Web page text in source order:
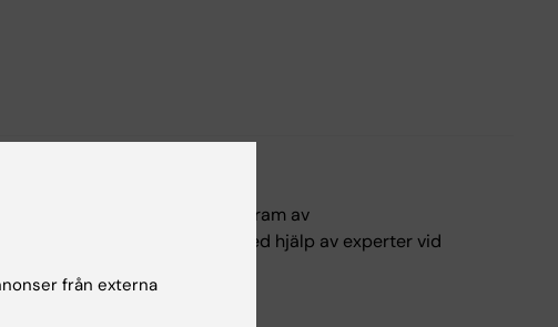
Dokumentet, som tagits fram av
har översatts noggrant med hjälp av experter vid
från externa